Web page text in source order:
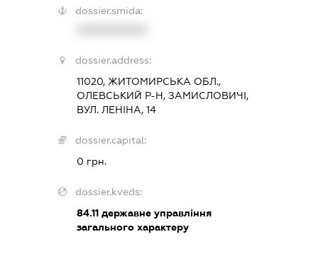
dossier.smida:
dossier.address:
11020, ЖИТОМИРСЬКА ОБЛ.,
ОЛЕВСЬКИЙ Р-Н, ЗАМИСЛОВИЧІ,
ВУЛ. ЛЕНІНА, 14
dossier.capital:
0 грн.
dossier.kveds:
84.11 державне управління
загального характеру